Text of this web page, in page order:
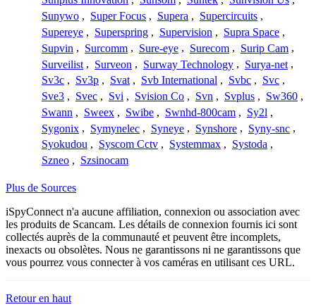
Sunywo , Super Focus , Supera , Supercircuits ,
Supereye , Superspring , Supervision , Supra Space ,
Supvin , Surcomm , Sure-eye , Surecom , Surip Cam ,
Surveilist , Surveon , Surway Technology , Surya-net ,
Sv3c , Sv3p , Svat , Svb International , Svbc , Svc ,
Sve3 , Svec , Svi , Svision Co , Svn , Svplus , Sw360 ,
Swann , Sweex , Swibe , Swnhd-800cam , Sy2l ,
Sygonix , Symynelec , Syneye , Synshore , Syny-snc ,
Syokudou , Syscom Cctv , Systemmax , Systoda ,
Szneo , Szsinocam
Plus de Sources
iSpyConnect n'a aucune affiliation, connexion ou association avec
les produits de Scancam. Les détails de connexion fournis ici sont
collectés auprès de la communauté et peuvent être incomplets,
inexacts ou obsolètes. Nous ne garantissons ni ne garantissons que
vous pourrez vous connecter à vos caméras en utilisant ces URL.
Retour en haut